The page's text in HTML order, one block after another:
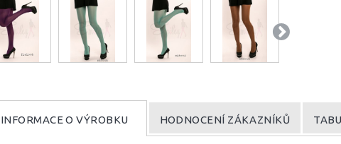
INFORMACE O VÝROBKU HODNOCENÍ ZÁKAZNÍKŮ